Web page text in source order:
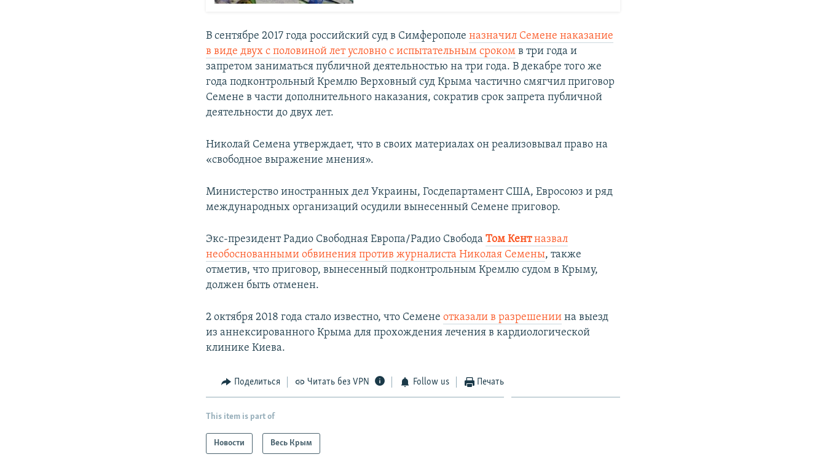
​В сентябре 2017 года российский суд в Симферополеназначил Семене наказание
в виде двух с половиной лет условно с испытательным сроком в три года и
запретом заниматься публичной деятельностью на три года. В декабре того же
года подконтрольный Кремлю Верховный суд Крыма частично смягчил приговор
Семене в части дополнительного наказания, сократив срок запрета публичной
деятельности до двух лет.
Николай Семена утверждает, что в своих материалах он реализовывал право на
«свободное выражение мнения».
Министерство иностранных дел Украины, Госдепартамент США, Евросоюз и ряд
международных организаций осудили вынесенный Семене приговор.
Экс-президент Радио Свободная Европа/Радио СвободаТом Кентназвал
необоснованными обвинения против журналиста Николая Семены, также
отметив, что приговор, вынесенный подконтрольным Кремлю судом в Крыму,
должен быть отменен.
2 октября 2018 года стало известно, что Семенеотказали в разрешении на выезд
из аннексированного Крыма для прохождения лечения в кардиологической
клинике Киева.​
Поделиться Читать без VPN Follow us Печать
This item is part of
Новости Весь Крым